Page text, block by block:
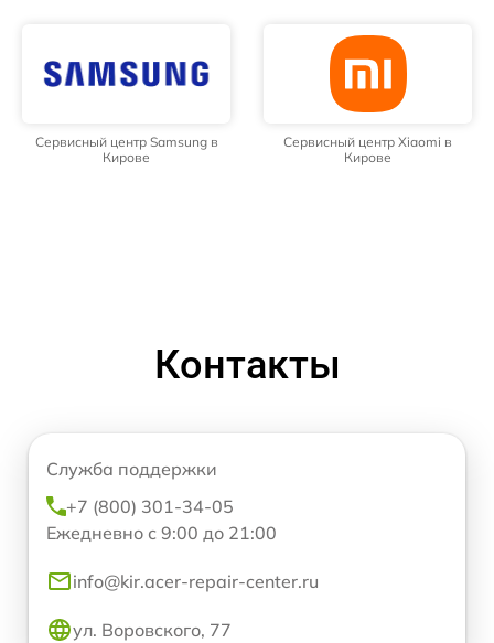
Сервисный центр Samsung в
Кирове
Сервисный центр Xiaomi в
Кирове
Контакты
Служба поддержки
+7 (800) 301-34-05
Ежедневно с 9:00 до 21:00
info@kir.acer-repair-center.ru
ул. Воровского, 77